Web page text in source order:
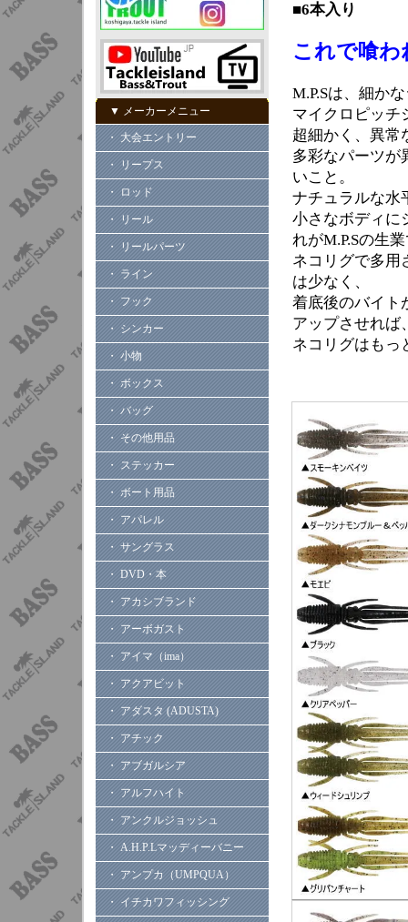
▼ メーカーメニュー
・ 大会エントリー
・ リープス
・ ロッド
・ リール
・ リールパーツ
・ ライン
・ フック
・ シンカー
・ 小物
・ ボックス
・ バッグ
・ その他用品
・ ステッカー
・ ボート用品
・ アパレル
・ サングラス
・ DVD・本
・ アカシブランド
・ アーボガスト
・ アイマ（ima）
・ アクアビット
・ アダスタ (ADUSTA)
・ アチック
・ アブガルシア
・ アルフハイト
・ アンクルジョッシュ
・ A.H.P.Lマッディーバニー
・ アンプカ（UMPQUA）
・ イチカワフィッシング
■6本入り
これで喰わ
M.P.Sは、細か
マイクロピッチ
超細かく、異常
多彩なパーツが
いこと。
ナチュラルな水
小さなボディに
れがM.P.Sの生
ネコリグで多用
は少なく、
着底後のバイト
アップさせれば
ネコリグはもっ